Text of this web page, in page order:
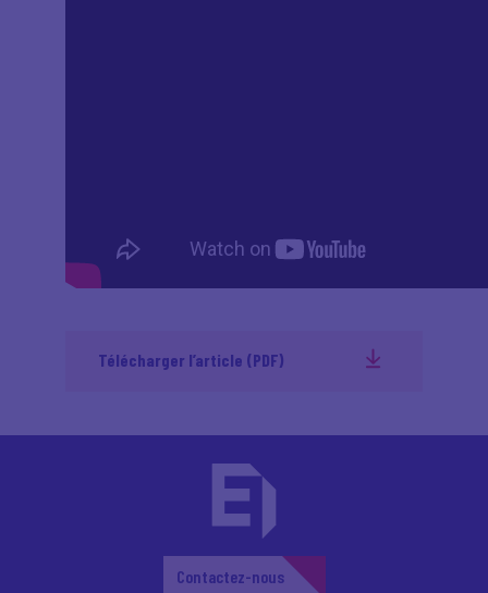
Télécharger l’article (PDF)
Contactez-nous